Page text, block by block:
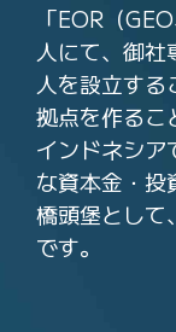
「EOR（
人にて、御
人を設立す
拠点を作るこ
インドネシア
な資本金・投
橋頭堡として
です。